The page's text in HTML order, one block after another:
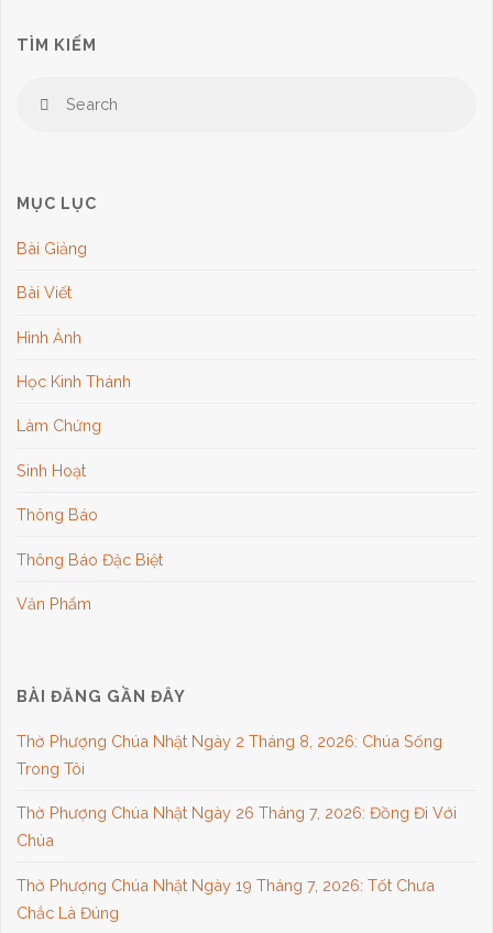
TÌM KIẾM
Search
MỤC LỤC
Bài Giảng
Bài Viết
Hình Ảnh
Học Kinh Thánh
Làm Chứng
Sinh Hoạt
Thông Báo
Thông Báo Đặc Biệt
Văn Phẩm
BÀI ĐĂNG GẦN ĐÂY
Thờ Phượng Chúa Nhật Ngày 2 Tháng 8, 2026: Chúa Sống
Trong Tôi
Thờ Phượng Chúa Nhật Ngày 26 Tháng 7, 2026: Đồng Đi Với
Chúa
Thờ Phượng Chúa Nhật Ngày 19 Tháng 7, 2026: Tốt Chưa
Chắc Là Đúng